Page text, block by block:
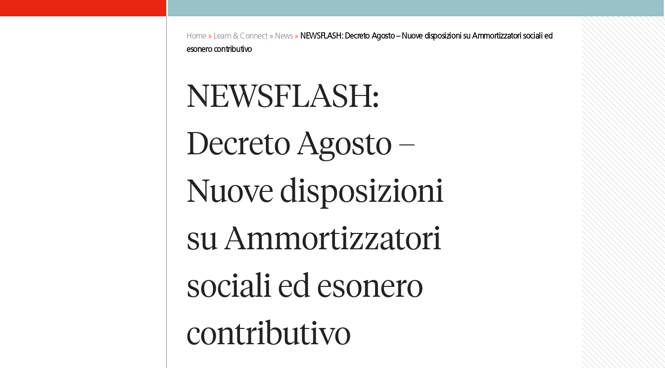
Home» Learn & Connect» News» NEWSFLASH: Decreto Agosto – Nuove disposizioni su Ammortizzatori sociali ed
esonero contributivo
NEWSFLASH:
Decreto Agosto –
Nuove disposizioni
su Ammortizzatori
sociali ed esonero
contributivo